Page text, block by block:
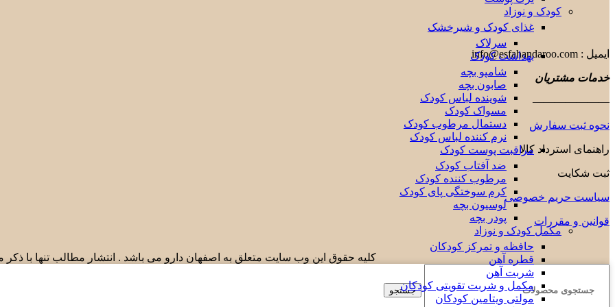
کودک و نوزاد
غذای کودک و شیرخشک
سرلاک
بهداشت کودک
شامپو بچه
صابون بچه
شوینده لباس کودک
مسواک کودک
دستمال مرطوب کودک
نرم کننده لباس کودک
مراقبت پوست کودک
ضد آفتاب کودک
مرطوب کننده کودک
کرم سوختگی پای کودک
لوسیون بچه
پودر بچه
مکمل کودک و نوزاد
حافظه و تمرکز کودکان
قطره آهن
شربت آهن
مکمل و شربت تقویتی کودکان
مولتی ویتامین کودکان
ایمیل : info@esfahandaroo.com
خدمات مشتریان
———————
نحوه ثبت سفارش
راهنمای استرداد کالا
ثبت شکایت
سیاست حریم خصوصی
قوانین و مقررات
کلیه حقوق این وب سایت متعلق به اصفهان دارو می باشد . انتشار مطالب تنها با
جستجو